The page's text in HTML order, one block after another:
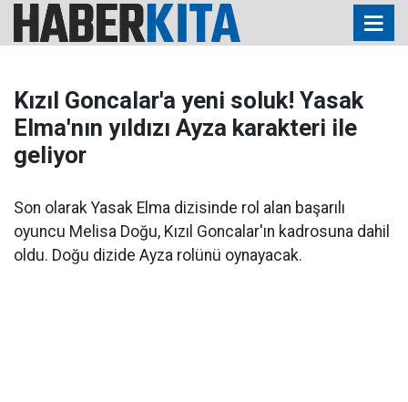
Kızıl Goncalar'a yeni soluk! Yasak
Elma'nın yıldızı Ayza karakteri ile
geliyor
Son olarak Yasak Elma dizisinde rol alan başarılı
oyuncu Melisa Doğu, Kızıl Goncalar'ın kadrosuna dahil
oldu. Doğu dizide Ayza rolünü oynayacak.